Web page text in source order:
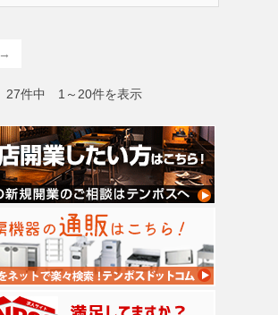
→
27件中 1～20件を表示